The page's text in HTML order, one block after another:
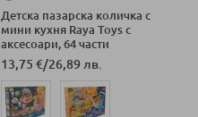
Детска пазарска количка с
мини кухня Raya Toys с
аксесоари, 64 части
13,75 €/26,89 лв.